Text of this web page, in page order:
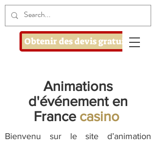
Obtenir des devis gratuits
Animations
d'événement en
France casino
Bienvenu sur le site d’animation